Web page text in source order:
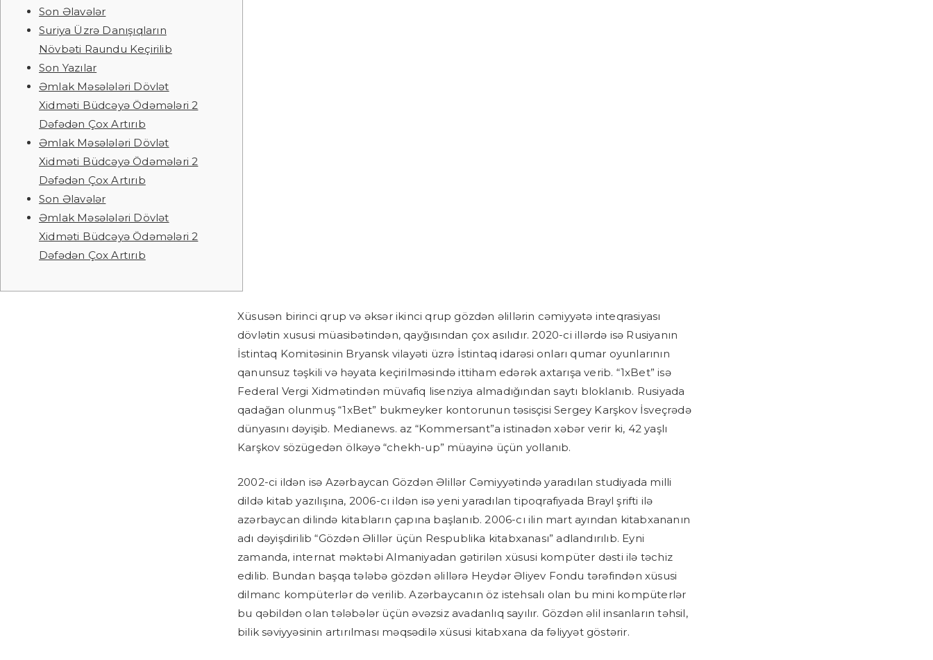
Son Əlavələr
Suriya Üzrə Danışıqların
Növbəti Raundu Keçirilib
Son Yazılar
Əmlak Məsələləri Dövlət
Xidməti Büdcəyə Ödəmələri 2
Dəfədən Çox Artırıb
Əmlak Məsələləri Dövlət
Xidməti Büdcəyə Ödəmələri 2
Dəfədən Çox Artırıb
Son Əlavələr
Əmlak Məsələləri Dövlət
Xidməti Büdcəyə Ödəmələri 2
Dəfədən Çox Artırıb
Xüsusən birinci qrup və əksər ikinci qrup gözdən əlillərin cəmiyyətə inteqrasiyası
dövlətin xususi müasibətindən, qayğısından çox asılıdır. 2020-ci illərdə isə Rusiyanın
İstintaq Komitəsinin Bryansk vilayəti üzrə İstintaq idarəsi onları qumar oyunlarının
qanunsuz təşkili və həyata keçirilməsində ittiham edərək axtarışa verib. “1xBet” isə
Federal Vergi Xidmətindən müvafiq lisenziya almadığından saytı bloklanıb. Rusiyada
qadağan olunmuş “1xBet” bukmeyker kontorunun təsisçisi Sergey Karşkov İsveçrədə
dünyasını dəyişib. Medianews. az “Kommersant”a istinadən xəbər verir ki, 42 yaşlı
Karşkov sözügedən ölkəyə “chekh-up” müayinə üçün yollanıb.
2002-ci ildən isə Azərbaycan Gözdən Əlillər Cəmiyyətində yaradılan studiyada milli
dildə kitab yazılışına, 2006-cı ildən isə yeni yaradılan tipoqrafiyada Brayl şrifti ilə
azərbaycan dilində kitabların çapına başlanıb. 2006-cı ilin mart ayından kitabxananın
adı dəyişdirilib “Gözdən Əlillər üçün Respublika kitabxanası” adlandırılıb. Eyni
zamanda, internat məktəbi Almaniyadan gətirilən xüsusi kompüter dəsti ilə təchiz
edilib. Bundan başqa tələbə gözdən əlillərə Heydər Əliyev Fondu tərəfindən xüsusi
dilmanc kompüterlər də verilib. Azərbaycanın öz istehsalı olan bu mini kompüterlər
bu qəbildən olan tələbələr üçün əvəzsiz avadanlıq sayılır. Gözdən əlil insanların təhsil,
bilik səviyyəsinin artırılması məqsədilə xüsusi kitabxana da fəliyyət göstərir.